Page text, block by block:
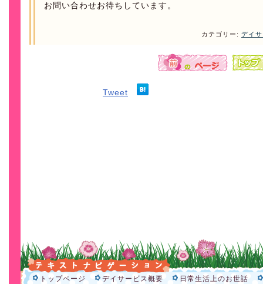
お問い合わせお待ちしています。
カテゴリー: デイ
Tweet
トップページ デイサービス概要
日常生活上のお世話